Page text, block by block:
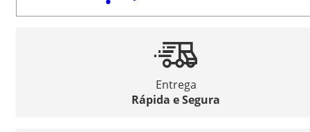
Entrega
Rápida e Segura